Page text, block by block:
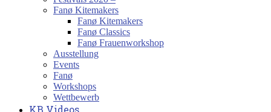
Fanø Kitemakers
Fanø Kitemakers
Fanø Classics
Fanø Frauenworkshop
Ausstellung
Events
Fanø
Workshops
Wettbewerb
KB Videos